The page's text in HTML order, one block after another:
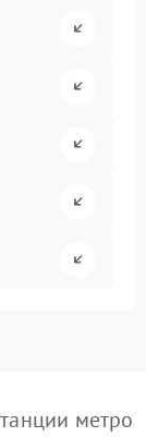
метро